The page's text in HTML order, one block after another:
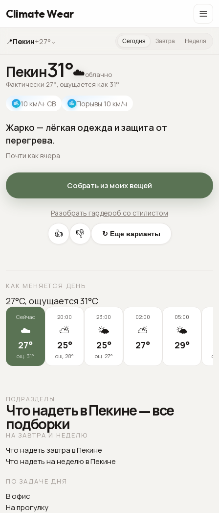
Climate Wear
📍Пекин+27° ⌄ Сегодня Завтра Неделя
Пекин31°☁️облачно
Фактически 27°, ощущается как 31°
10 км/ч· СВ Порывы 10 км/ч
Жарко — лёгкая одежда и защита от
перегрева.
Почти как вчера.
Собрать из моих вещей
Разобрать гардероб со стилистом
👍 👎 ↻ Еще варианты
КАК МЕНЯЕТСЯ ДЕНЬ
27°C, ощущается 31°C
Сейчас
☁️
27°
ощ. 31°
20:00
⛅
25°
ощ. 28°
23:00
🌤️
25°
ощ. 27°
02:00
⛅
27°
05:00
🌤️
29°
ПОДРАЗДЕЛЫ
Что надеть в Пекине — все
подборки
НА ЗАВТРА И НЕДЕЛЮ
Что надеть завтра в Пекине
Что надеть на неделю в Пекине
ПО ЗАДАЧЕ ДНЯ
В офис
На прогулку